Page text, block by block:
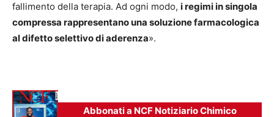
fallimento della terapia. Ad ogni modo, i regimi in singola
compressa rappresentano una soluzione farmacologica
al difetto selettivo di aderenza».
Abbonati a NCF Notiziario Chimico